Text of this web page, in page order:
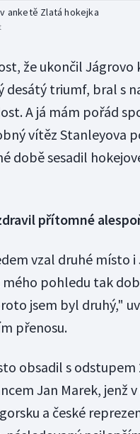
anketě Zlatá hokejka
že ukončil
desátý triumf, bral s
A já mám pořád
vítěz Stanleyova
době sesadil
přítomné
vzal druhé místo
mého pohledu tak
jsem byl druhý,"
přenosu.
obsadil s odstupem
Jan Marek, jenž
a české